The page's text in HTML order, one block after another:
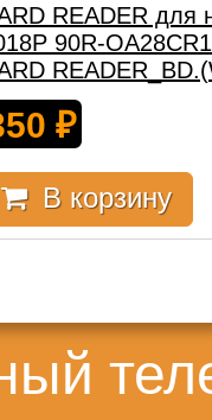
READER для
90R-
₽
В корзину